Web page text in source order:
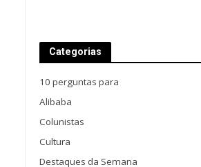
Categorias
10 perguntas para
Alibaba
Colunistas
Cultura
Destaques da Semana